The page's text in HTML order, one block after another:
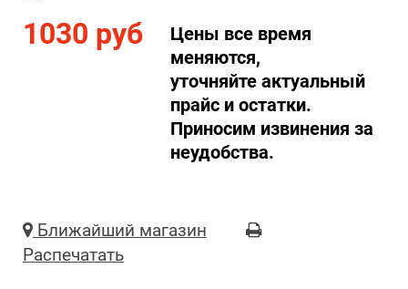
1030 руб
Цены все время
меняются,
уточняйте актуальный
прайс и остатки.
Приносим извинения за
неудобства.
Ближайший магазин
Распечатать